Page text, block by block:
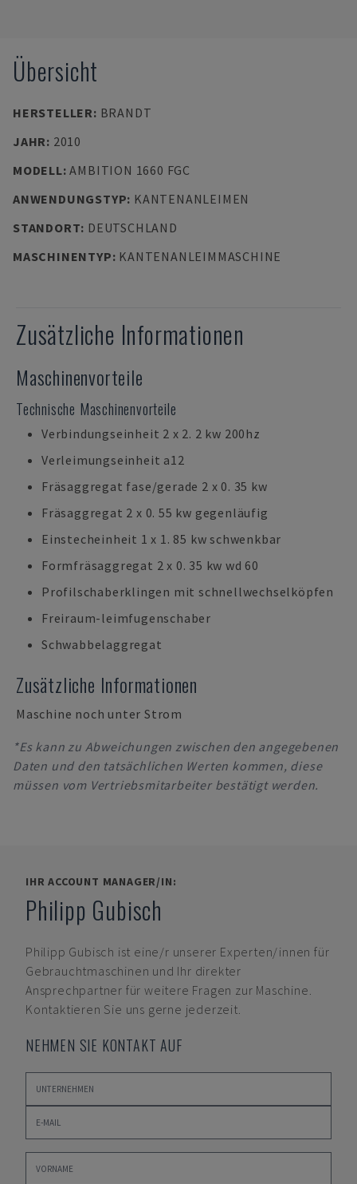
Übersicht
HERSTELLER: BRANDT
JAHR: 2010
MODELL:AMBITION 1660 FGC
ANWENDUNGSTYP: KANTENANLEIMEN
STANDORT: DEUTSCHLAND
MASCHINENTYP: KANTENANLEIMMASCHINE
Zusätzliche Informationen
Maschinenvorteile
Technische Maschinenvorteile
Verbindungseinheit 2 x 2. 2 kw 200hz
Verleimungseinheit a12
Fräsaggregat fase/gerade 2 x 0. 35 kw
Fräsaggregat 2 x 0. 55 kw gegenläufig
Einstecheinheit 1 x 1. 85 kw schwenkbar
Formfräsaggregat 2 x 0. 35 kw wd 60
Profilschaberklingen mit schnellwechselköpfen
Freiraum-leimfugenschaber
Schwabbelaggregat
Zusätzliche Informationen
Maschine noch unter Strom
*Es kann zu Abweichungen zwischen den angegebenen
Daten und den tatsächlichen Werten kommen, diese
müssen vom Vertriebsmitarbeiter bestätigt werden.
IHR ACCOUNT MANAGER/IN:
Philipp Gubisch
Philipp Gubisch ist eine/r unserer Experten/innen für
Gebrauchtmaschinen und Ihr direkter
Ansprechpartner für weitere Fragen zur Maschine.
Kontaktieren Sie uns gerne jederzeit.
NEHMEN SIE KONTAKT AUF